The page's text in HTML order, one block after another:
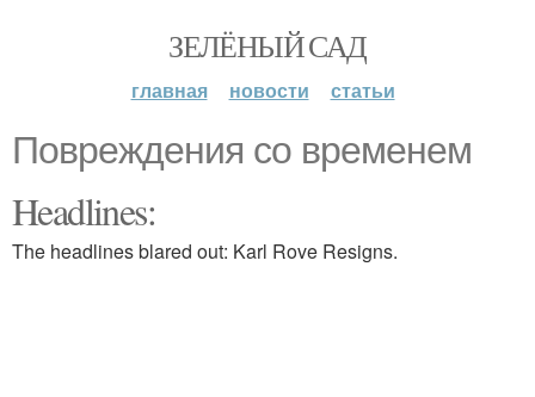
ЗЕЛЁНЫЙ САД
главная новости статьи
Повреждения со временем
Headlines:
The headlines blared out: Karl Rove Resigns.